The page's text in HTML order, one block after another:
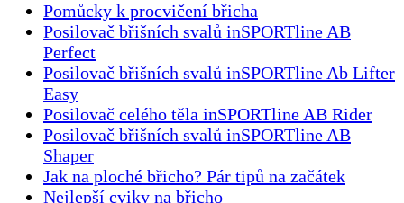
Pomůcky k procvičení břicha
Posilovač břišních svalů inSPORTline AB
Perfect
Posilovač břišních svalů inSPORTline Ab Lifter
Easy
Posilovač celého těla inSPORTline AB Rider
Posilovač břišních svalů inSPORTline AB
Shaper
Jak na ploché břicho? Pár tipů na začátek
Nejlepší cviky na břicho